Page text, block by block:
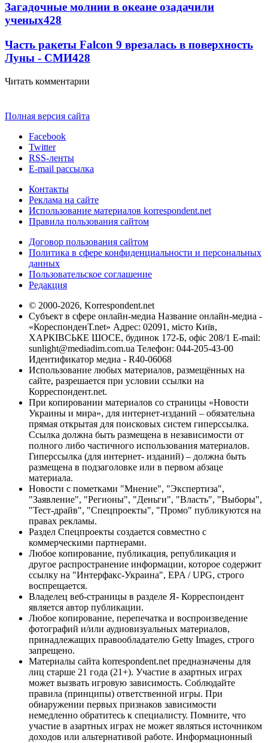
Загадочные молнии в океане озадачили
ученых428
Часть ракеты Falcon 9 врезалась в поверхность
Луны - СМИ428
Читать комментарии
Полная версия сайта
Facebook
Twitter
RSS-ленты
E-mail рассылка
Контакты
Реклама на сайте
Использование материалов korrespondent.net
Правила пользования сайтом
Договор пользования сайтом
Политика в сфере конфиденциальности и персональных
данных
Пользовательское соглашение
Редакция
© 2000-2026, Korrespondent.net
Субъект в сфере онлайн-медиа Название онлайн-медиа -
«КореспонденТ.net» Адрес: 02091, місто Київ,
ХАРКІВСЬКЕ ШОСЕ, будинок 172-Б, офіс 208/1 E-mail:
sunlight@mediadim.com.ua Телефон: 044-205-43-00
Идентификатор медиа - R40-06068
Использование любых материалов, размещённых на
сайте, разрешается при условии ссылки на
Корреспондент.net.
При копировании материалов со страницы «Новости
Украины и мира», для интернет-изданий – обязательна
прямая открытая для поисковых систем гиперссылка.
Ссылка должна быть размещена в независимости от
полного либо частичного использования материалов.
Гиперссылка (для интернет- изданий) – должна быть
размещена в подзаголовке или в первом абзаце
материала.
Новости с пометками "Мнение", "Экспертиза",
"Заявление", "Регионы", "Деньги", "Власть", "Выборы",
"Тест-драйв", "Спецпроекты", "Промо" публикуются на
правах рекламы.
Раздел Спецпроекты создается совместно с
коммерческими партнерами.
Любое копирование, публикация, републикация и
другое распространение информации, которое содержит
ссылку на "Интерфакс-Украина", EPA / UPG, строго
воспрещается.
Владелец веб-страницы в разделе Я- Корреспондент
является автор публикации.
Любое копирование, перепечатка и воспроизведение
фотографий и/или аудиовизуальных материалов,
принадлежащих правообладателю Getty Images, строго
запрещено.
Материалы сайта korrespondent.net предназначены для
лиц старше 21 года (21+). Участие в азартных играх
может вызвать игровую зависимость. Соблюдайте
правила (принципы) ответственной игры. При
обнаружении первых признаков зависимости
немедленно обратитесь к специалисту. Помните, что
участие в азартных играх не может являться источником
доходов или альтернативой работе. Информационный